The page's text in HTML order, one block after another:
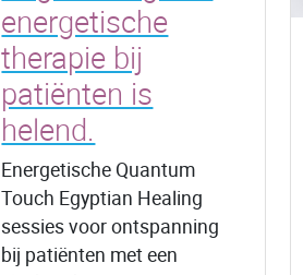
energetische
therapie bij
patiënten is
helend.
Energetische Quantum
Touch Egyptian Healing
sessies voor ontspanning
bij patiënten met een